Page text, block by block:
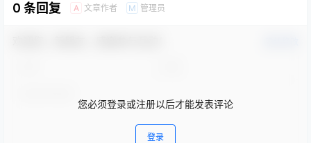
0 条回复 A 文章作者 M 管理员
您必须登录或注册以后才能发表评论
登录